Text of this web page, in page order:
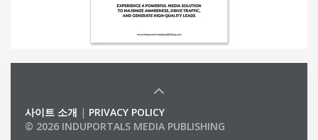
사이트 소개 | PRIVACY POLICY
© 2026 INDUPORTALS MEDIA PUBLISHING